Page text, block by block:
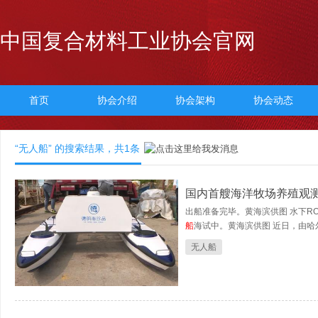
中国复合材料工业协会官网
首页 协会介绍 协会架构 协会动态
“无人船” 的搜索结果，共1条
国内首艘海洋牧场养殖观
出船准备完毕。黄海滨供图 水下
船海试中。黄海滨供图 近日，由哈
无人船